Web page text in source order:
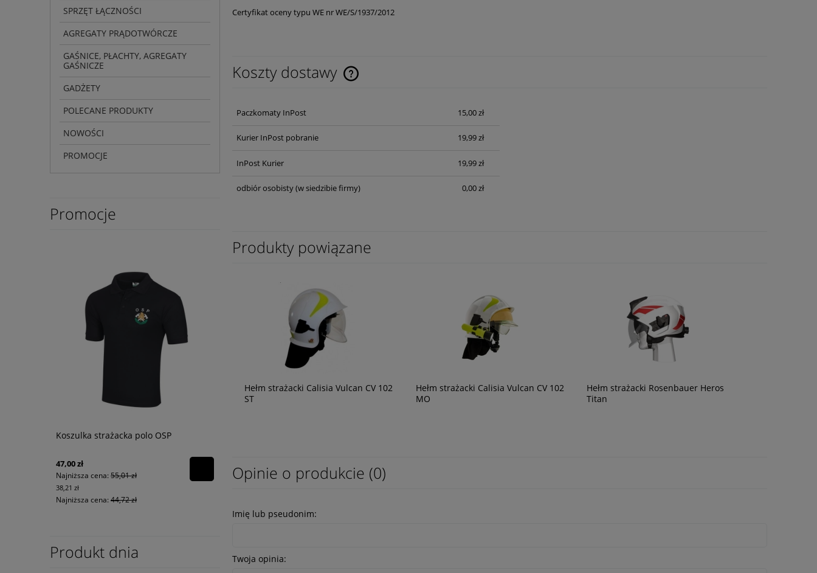
SPRZĘT ŁĄCZNOŚCI
AGREGATY PRĄDOTWÓRCZE
GAŚNICE, PŁACHTY, AGREGATY
GAŚNICZE
GADŻETY
POLECANE PRODUKTY
NOWOŚCI
PROMOCJE
Promocje
Koszulka strażacka polo OSP
47,00 zł
Najniższa cena: 55,01 zł
38,21 zł
Najniższa cena: 44,72 zł
Produkt dnia
Certyfikat oceny typu WE nr WE/S/1937/2012
Koszty dostawy
Paczkomaty InPost 15,00 zł
Kurier InPost pobranie 19,99 zł
InPost Kurier 19,99 zł
odbiór osobisty(w siedzibie firmy) 0,00 zł
Produkty powiązane
Hełm strażacki Calisia Vulcan CV 102
ST
Hełm strażacki Calisia Vulcan CV 102
MO
Hełm strażacki Rosenbauer Heros
Titan
Opinie o produkcie (0)
Imię lub pseudonim:
Twoja opinia: